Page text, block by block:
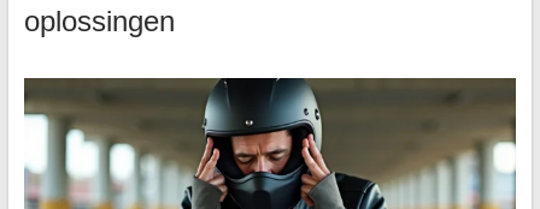
oplossingen